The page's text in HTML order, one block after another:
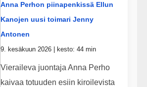
Anna Perhon piinapenkissä Ellun
Kanojen uusi toimari Jenny
Antonen
9. kesäkuun 2026 | kesto: 44 min
Vieraileva juontaja Anna Perho
kaivaa totuuden esiin kiroilevista